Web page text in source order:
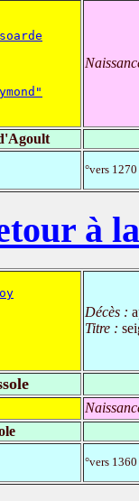
°vers
à
Décès :
Titre :
°vers